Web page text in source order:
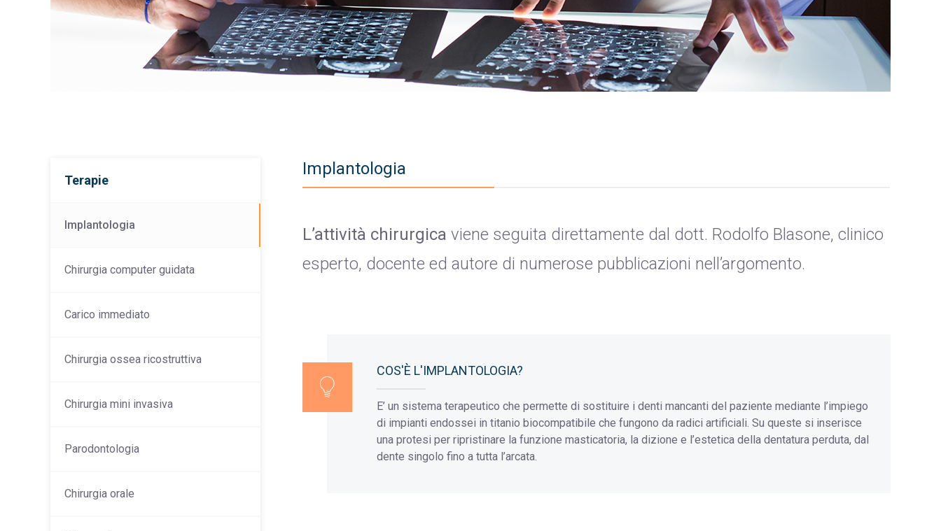
Implantologia
L’attività chirurgica viene seguita direttamente dal dott. Rodolfo Blasone, clinico
esperto, docente ed autore di numerose pubblicazioni nell’argomento.
COS'È L'IMPLANTOLOGIA?
E’ un sistema terapeutico che permette di sostituire i denti mancanti del paziente mediante l’impiego
di impianti endossei in titanio biocompatibile che fungono da radici artificiali. Su queste si inserisce
una protesi per ripristinare la funzione masticatoria, la dizione e l’estetica della dentatura perduta, dal
dente singolo fino a tutta l’arcata.
Terapie
Implantologia
Chirurgia computer guidata
Carico immediato
Chirurgia ossea ricostruttiva
Chirurgia mini invasiva
Parodontologia
Chirurgia orale